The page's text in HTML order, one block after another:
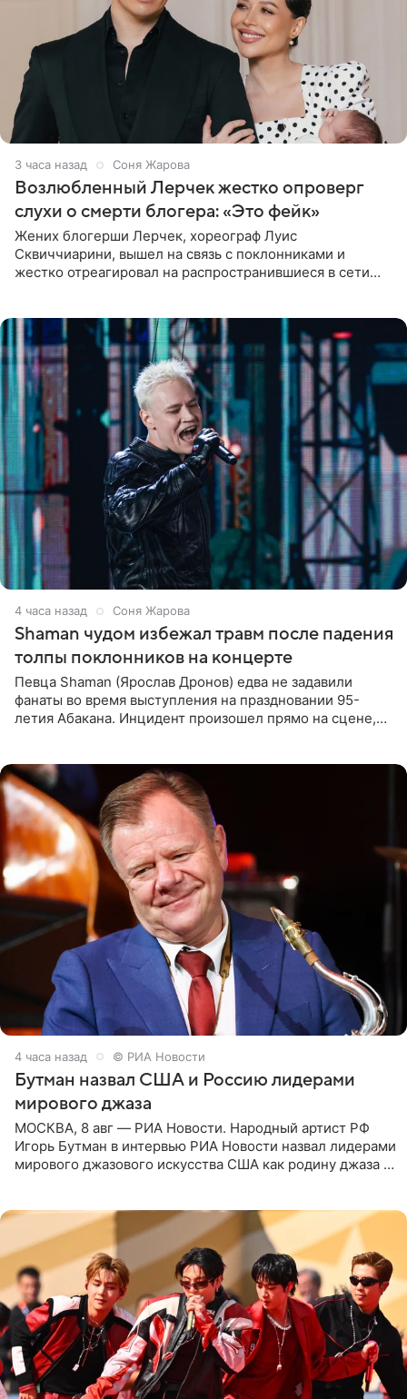
3 часа назад Соня Жарова
Возлюбленный Лерчек жестко опроверг
слухи о смерти блогера: «Это фейк»
Жених блогерши Лерчек, хореограф Луис
Сквиччиарини, вышел на связь с поклонниками и
жестко отреагировал на распространившиеся в сети
4 часа назад Соня Жарова
Shaman чудом избежал травм после падения
толпы поклонников на концерте
Певца Shaman (Ярослав Дронов) едва не задавили
фанаты во время выступления на праздновании 95-
летия Абакана. Инцидент произошел прямо на сцене,
4 часа назад © РИА Новости
Бутман назвал США и Россию лидерами
мирового джаза
МОСКВА, 8 авг — РИА Новости. Народный артист РФ
Игорь Бутман в интервью РИА Новости назвал лидерами
мирового джазового искусства США как родину джаза и